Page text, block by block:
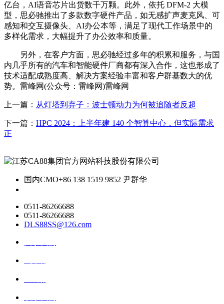
亿台，AI语音芯片出货数千万颗。此外，依托 DFM-2 大模
型，思必驰推出了多款数字硬件产品，如无感扩声麦克风、可
感知和交互摄像头、AI办公本等，满足了现代工作场景中的
多样化需求，大幅提升了办公效率和质量。
另外，在客户方面，思必驰经过多年的积累和服务，与国
内几乎所有的汽车和智能硬件厂商都有深入合作，这也形成了
技术适配成熟度高、解决方案经验丰富和客户群基数大的优
势。雷峰网(公众号：雷峰网)雷峰网
上一篇： 从灯塔到弃子：波士顿动力为何被追随者反超
下一篇： HPC 2024：上半年建 140 个智算中心，但实际需求
正
国内CMO+86 138 1519 9852 尹群华
0511-86266688
0511-86266688
DLS88SS@126.com